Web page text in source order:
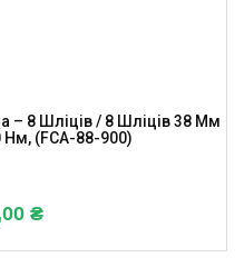
– 8 Шліців / 8 Шліців 38 Мм
Нм, (FCA-88-900)
₴